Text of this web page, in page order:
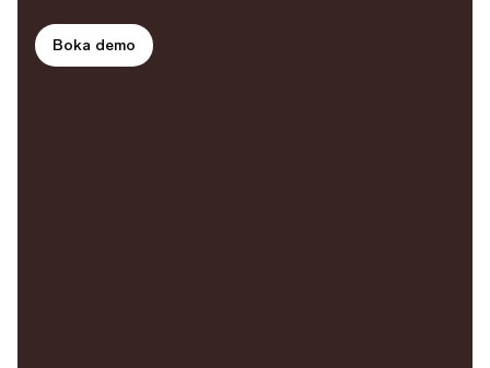
Boka demo